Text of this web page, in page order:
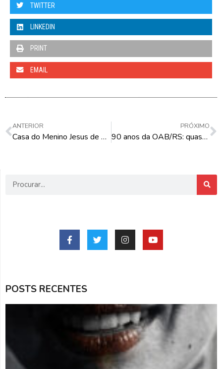
TWITTER
LINKEDIN
PRINT
EMAIL
ANTERIOR
Casa do Menino Jesus de Praga: Cara ou Coroa
PRÓXIMO
90 anos da OAB/RS: quase um século de luta pela justiça
POSTS RECENTES